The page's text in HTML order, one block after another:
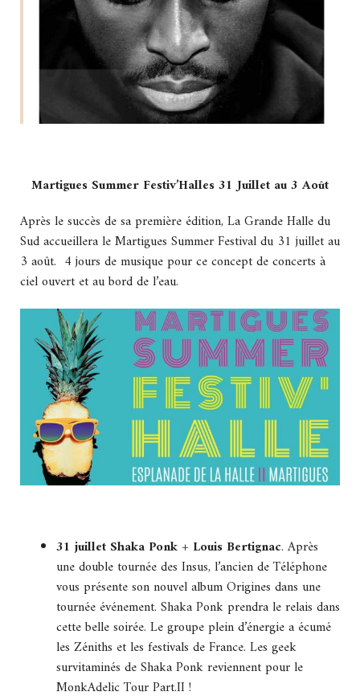
Martigues Summer Festiv’Halles 31 Juillet au 3 Août
Après le succès de sa première édition, La Grande Halle du
Sud accueillera le Martigues Summer Festival du 31 juillet au
3 août. 4 jours de musique pour ce concept de concerts à
ciel ouvert et au bord de l’eau.
31 juillet Shaka Ponk + Louis Bertignac. Après
une double tournée des Insus, l’ancien de Téléphone
vous présente son nouvel album Origines dans une
tournée événement. Shaka Ponk prendra le relais dans
cette belle soirée. Le groupe plein d’énergie a écumé
les Zéniths et les festivals de France. Les geek
survitaminés de Shaka Ponk reviennent pour le
MonkAdelic Tour Part.II !